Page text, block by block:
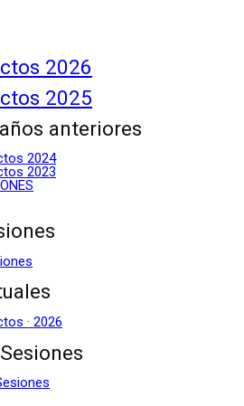
2026
2025
anteriores
2024
2023
· 2026